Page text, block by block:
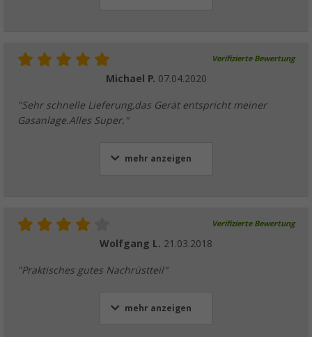
Verifizierte Bewertung
Michael P. 07.04.2020
"Sehr schnelle Lieferung,das Gerät entspricht meiner
Gasanlage.Alles Super."
mehr anzeigen
Verifizierte Bewertung
Wolfgang L. 21.03.2018
"Praktisches gutes Nachrüstteil"
mehr anzeigen